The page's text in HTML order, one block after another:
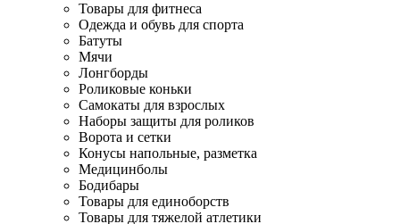
Товары для фитнеса
Одежда и обувь для спорта
Батуты
Мячи
Лонгборды
Роликовые коньки
Самокаты для взрослых
Наборы защиты для роликов
Ворота и сетки
Конусы напольные, разметка
Медицинболы
Бодибары
Товары для единоборств
Товары для тяжелой атлетики